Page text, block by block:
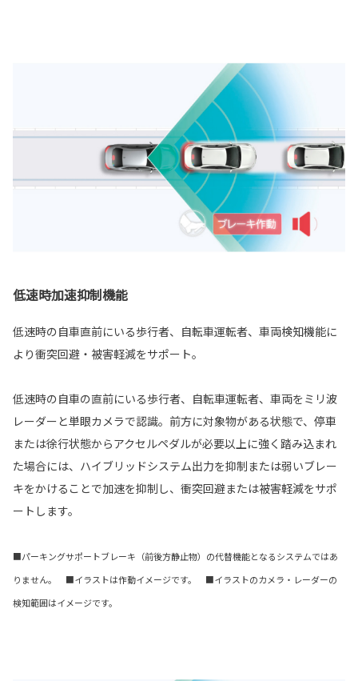
低速時加速抑制機能
低速時の自車直前にいる歩行者、自転車運転者、車両検知機能に
より衝突回避・被害軽減をサポート。
低速時の自車の直前にいる歩行者、自転車運転者、車両をミリ波
レーダーと単眼カメラで認識。前方に対象物がある状態で、停車
または徐行状態からアクセルペダルが必要以上に強く踏み込まれ
た場合には、ハイブリッドシステム出力を抑制または弱いブレー
キをかけることで加速を抑制し、衝突回避または被害軽減をサポ
ートします。
■パーキングサポートブレーキ（前後方静止物）の代替機能となるシステムではあ
りません。 ■イラストは作動イメージです。 ■イラストのカメラ・レーダーの
検知範囲はイメージです。